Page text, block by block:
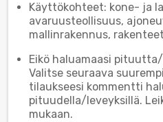
Käyttökohteet: kone- ja
avaruusteollisuus,
mallinrakennus,
Eikö haluamaasi
Valitse seuraava
tilaukseesi kommentti
pituudella/leveyksillä.
mukaan.